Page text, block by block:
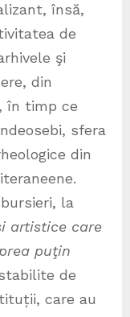
însă,
de
şi
din
în timp ce
sfera
din
la
artistice care
puţin
de
care au